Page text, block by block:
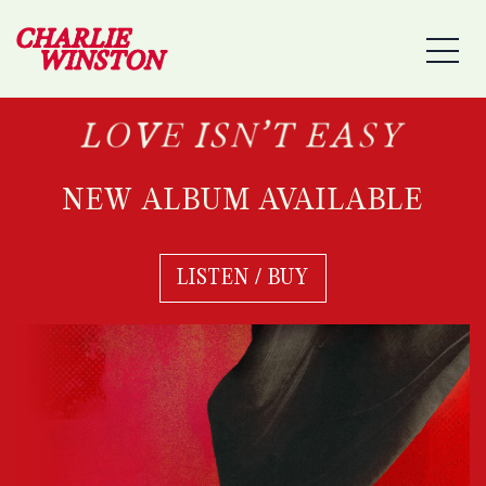
NEW ALBUM AVAILABLE
LISTEN / BUY